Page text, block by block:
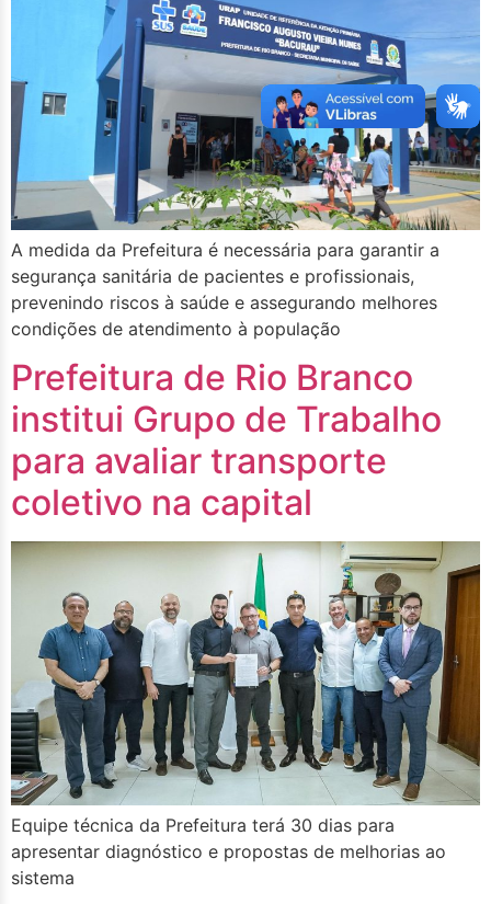
A medida da Prefeitura é necessária para garantir a
segurança sanitária de pacientes e profissionais,
prevenindo riscos à saúde e assegurando melhores
condições de atendimento à população
Prefeitura de Rio Branco
institui Grupo de Trabalho
para avaliar transporte
coletivo na capital
Equipe técnica da Prefeitura terá 30 dias para
apresentar diagnóstico e propostas de melhorias ao
sistema